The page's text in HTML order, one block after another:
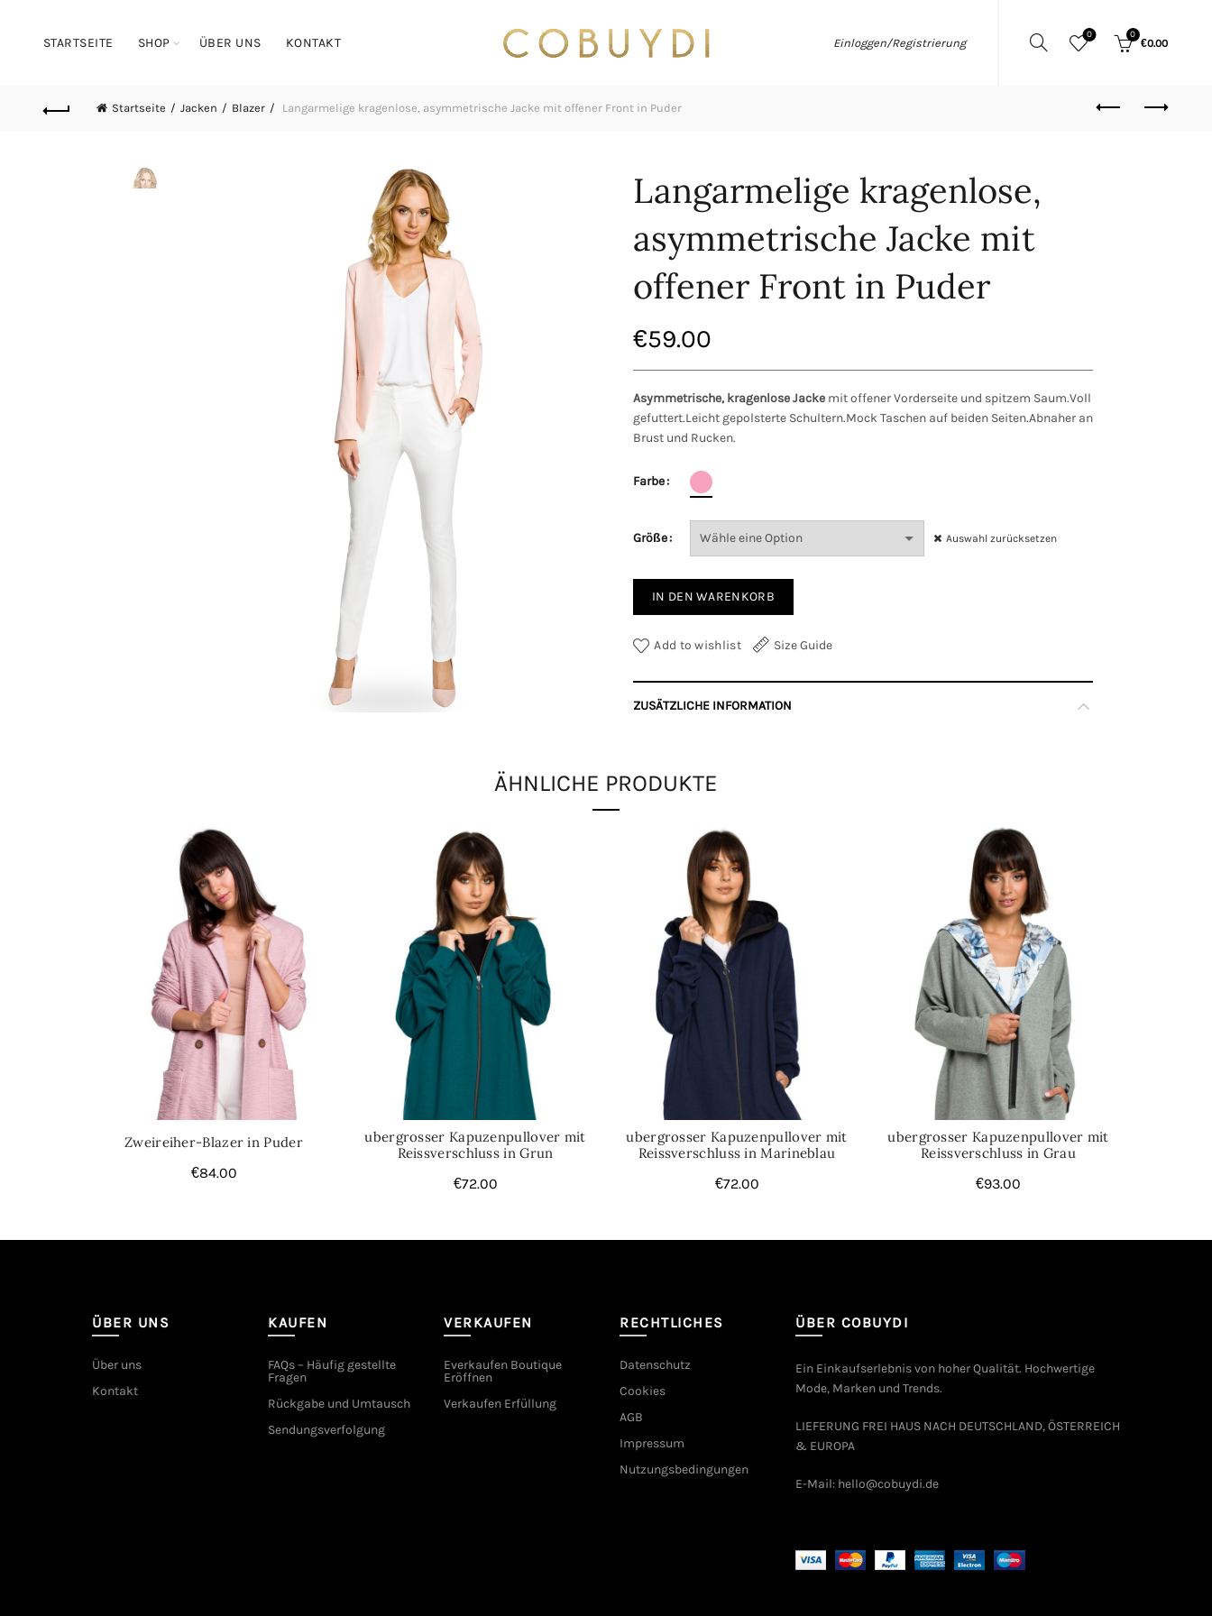
STARTSEITE SHOP ÜBER UNS KONTAKT Einloggen/Registrierung
0 0
€0.00
Startseite Jacken Blazer Langarmelige kragenlose, asymmetrische Jacke mit offener Front in Puder
Langarmelige kragenlose,
asymmetrische Jacke mit
offener Front in Puder
€59.00
Asymmetrische, kragenlose Jacke mit offener Vorderseite und spitzem Saum.Voll
gefuttert.Leicht gepolsterte Schultern.Mock Taschen auf beiden Seiten.Abnaher an
Brust und Rucken.
Farbe
Größe Auswahl zurücksetzen
IN DEN WARENKORB
Add to wishlist Size Guide
ZUSÄTZLICHE INFORMATION
Größe
Kategorien:Blazer
ÄHNLICHE PRODUKTE
Zweireiher-Blazer in Puder
€84.00
ubergrosser Kapuzenpullover mit
Reissverschluss in Grun
€72.00
ubergrosser Kapuzenpullover mit
Reissverschluss in Marineblau
€72.00
ubergrosser Kapuzenpullover mit
Reissverschluss in Grau
€93.00
ÜBER UNS
Über uns
Kontakt
KAUFEN
FAQs – Häufig gestellte
Fragen
Rückgabe und Umtausch
Sendungsverfolgung
VERKAUFEN
Everkaufen Boutique
Eröffnen
Verkaufen Erfüllung
RECHTLICHES
Datenschutz
Cookies
AGB
Impressum
Nutzungsbedingungen
ÜBER COBUYDI
Ein Einkaufserlebnis von hoher Qualität. Hochwertige
Mode, Marken und Trends.
LIEFERUNG FREI HAUS NACH DEUTSCHLAND, ÖSTERREICH
& EUROPA
E-Mail: hello@cobuydi.de